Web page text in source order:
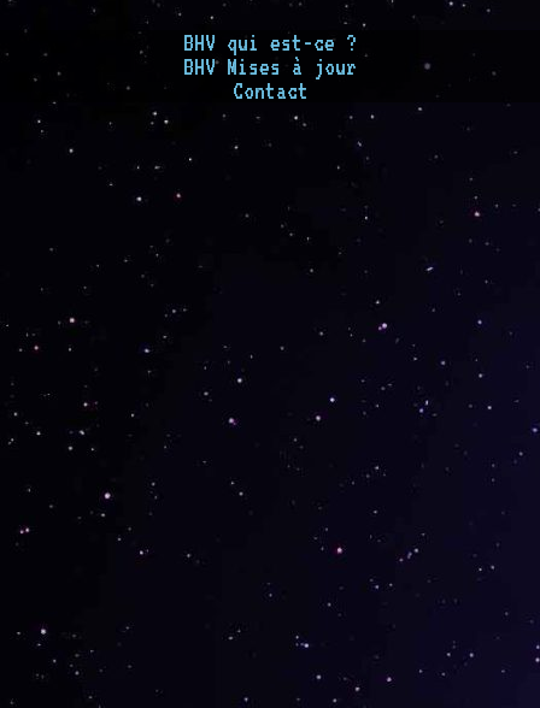
BHV qui est-ce ?
BHV Mises à jour
Contact